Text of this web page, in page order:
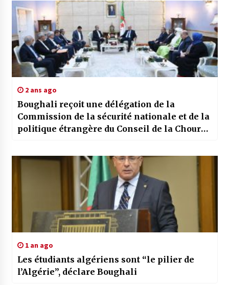
2 ans ago
Boughali reçoit une délégation de la
Commission de la sécurité nationale et de la
politique étrangère du Conseil de la Choura
1 an ago
Les étudiants algériens sont “le pilier de
l’Algérie”, déclare Boughali